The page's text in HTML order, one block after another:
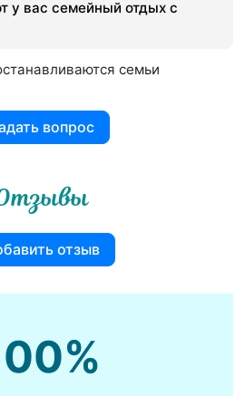
у вас семейный отдых с
семьи
вопрос
отзыв